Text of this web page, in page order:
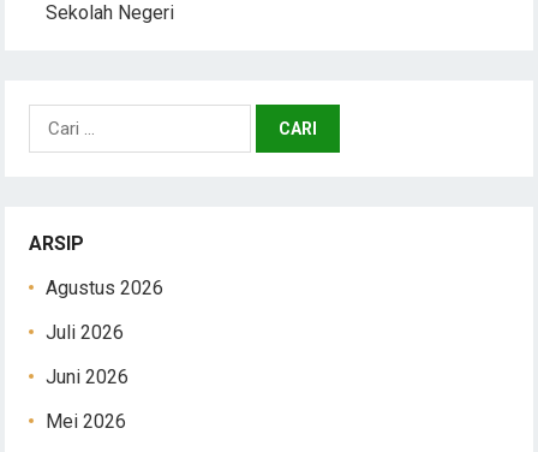
Sekolah Negeri
Cari
untuk:
ARSIP
Agustus 2026
Juli 2026
Juni 2026
Mei 2026